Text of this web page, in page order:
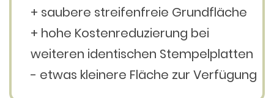
+ saubere streifenfreie Grundfläche
+ hohe Kostenreduzierung bei
weiteren identischen Stempelplatten
- etwas kleinere Fläche zur Verfügung